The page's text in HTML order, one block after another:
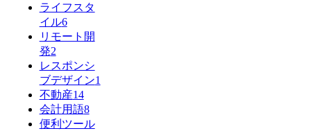
ライフスタ
イル6
リモート開
発2
レスポンシ
ブデザイン1
不動産14
会計用語8
便利ツール